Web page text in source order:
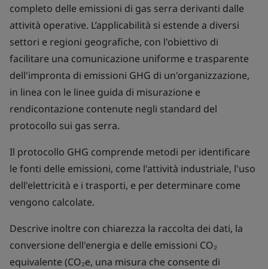
completo delle emissioni di gas serra derivanti dalle
attività operative. L’applicabilità si estende a diversi
settori e regioni geografiche, con l'obiettivo di
facilitare una comunicazione uniforme e trasparente
dell'impronta di emissioni GHG di un'organizzazione,
in linea con le linee guida di misurazione e
rendicontazione contenute negli standard del
protocollo sui gas serra.
Il protocollo GHG comprende metodi per identificare
le fonti delle emissioni, come l'attività industriale, l'uso
dell'elettricità e i trasporti, e per determinare come
vengono calcolate.
Descrive inoltre con chiarezza la raccolta dei dati, la
conversione dell'energia e delle emissioni CO₂
equivalente (CO₂e, una misura che consente di